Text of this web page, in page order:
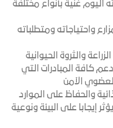
اليوم غنية بأنواع مختلفة
واحتياجاته ومتطلباته
والثروة الحيوانية
كافة المبادرات التي
الآمن
والحفاظ على الموارد
إيجابا على البيئة ونوعية